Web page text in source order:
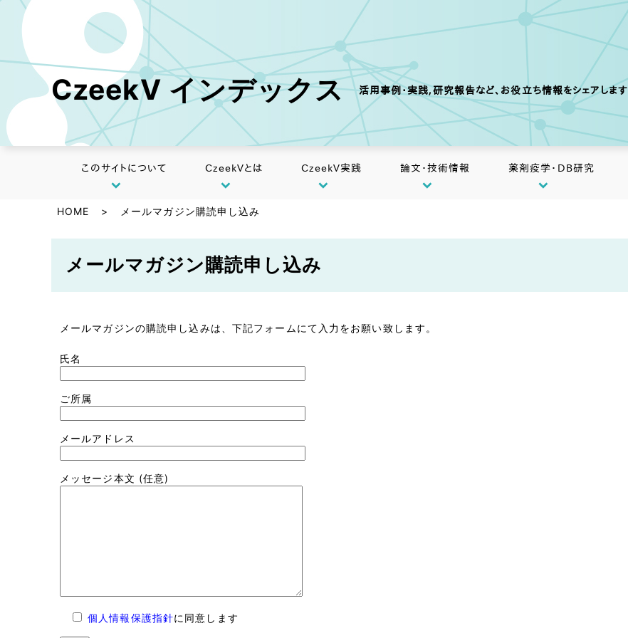
CzeekV インデックス 活用事例・実践,研究報告など、お役立ち情報をシェアします
このサイトについて CzeekVとは CzeekV実践 論文・技術情報 薬剤疫学・DB研究
HOME > メールマガジン購読申し込み
メールマガジン購読申し込み
メールマガジンの購読申し込みは、下記フォームにて入力をお願い致します。
氏名
ご所属
メールアドレス
メッセージ本文 (任意)
個人情報保護指針に同意します